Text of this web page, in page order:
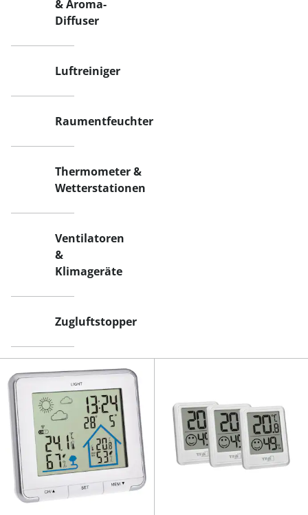
& Aroma-
Diffuser
Luftreiniger
Raumentfeuchter
Thermometer &
Wetterstationen
Ventilatoren
&
Klimageräte
Zugluftstopper